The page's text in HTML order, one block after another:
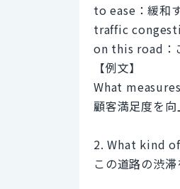
to ease：緩和
traffic
on this road：
【例文】
What
顧客満足度を
2. What kind
この道路の渋